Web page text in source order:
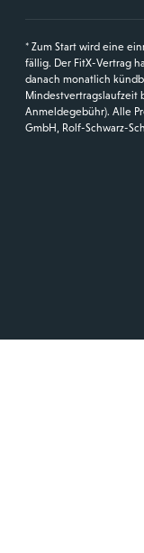
* Zum Start wird eine
fällig. Der FitX-Vertrag
danach monatlich
Mindestvertragslaufzeit
Anmeldegebühr). Alle
GmbH, Rolf-Schwarz-